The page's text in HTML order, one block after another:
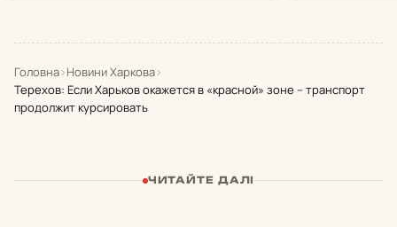
Головна›Новини Харкова›
Терехов: Если Харьков окажется в «красной» зоне – транспорт
продолжит курсировать
ЧИТАЙТЕ ДАЛІ